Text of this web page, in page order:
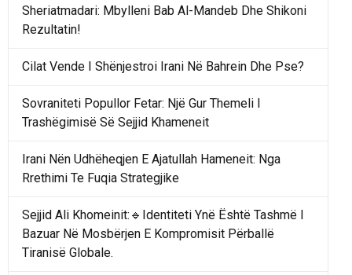
Sheriatmadari: Mbylleni Bab Al-Mandeb Dhe Shikoni
Rezultatin!
Cilat Vende I Shënjestroi Irani Në Bahrein Dhe Pse?
Sovraniteti Popullor Fetar: Një Gur Themeli I
Trashëgimisë Së Sejjid Khameneit
Irani Nën Udhëheqjen E Ajatullah Hameneit: Nga
Rrethimi Te Fuqia Strategjike
Sejjid Ali Khomeinit:🔹Identiteti Ynë Është Tashmë I
Bazuar Në Mosbërjen E Kompromisit Përballë
Tiranisë Globale.